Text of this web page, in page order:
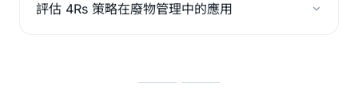
評估 4Rs 策略在廢物管理中的應用